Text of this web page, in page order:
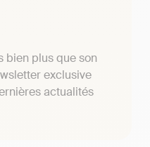
bien plus que son
exclusive
actualités